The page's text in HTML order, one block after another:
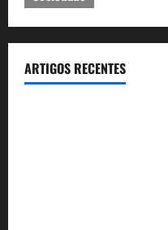
ARTIGOS RECENTES